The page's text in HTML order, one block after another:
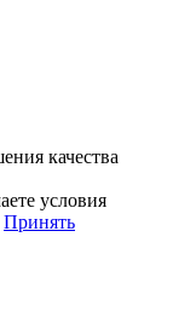
качества
условия
Принять